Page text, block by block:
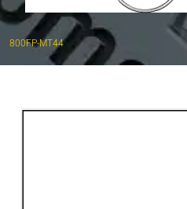
800FP-MT44